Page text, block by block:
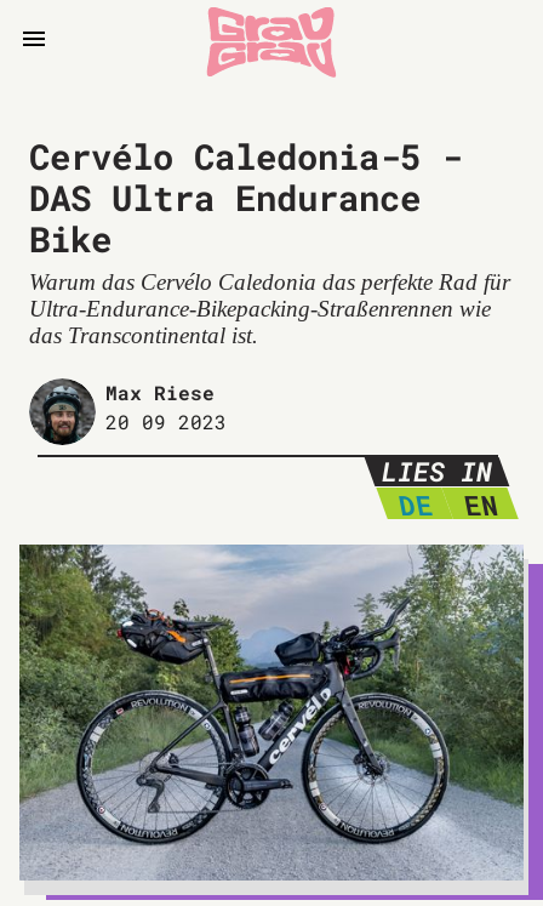
Cervélo Caledonia-5 -
DAS Ultra Endurance
Bike
Warum das Cervélo Caledonia das perfekte Rad für
Ultra-Endurance-Bikepacking-Straßenrennen wie
das Transcontinental ist.
Max Riese
20 09 2023
LIES IN
DE
EN